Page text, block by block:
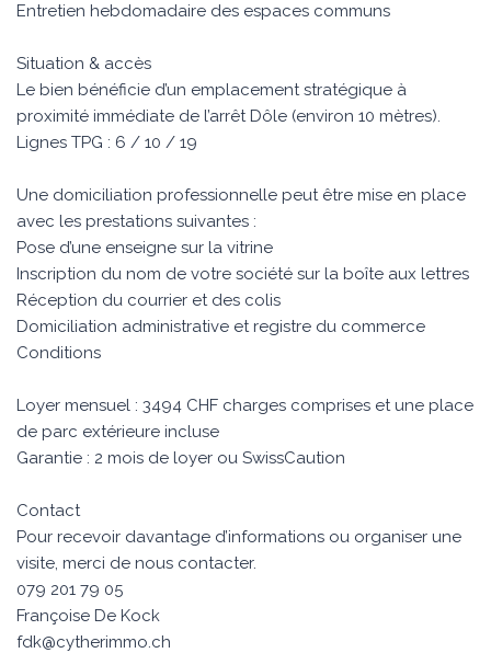
Entretien hebdomadaire des espaces communs
Situation & accès
Le bien bénéficie d’un emplacement stratégique à
proximité immédiate de l’arrêt Dôle (environ 10 mètres).
Lignes TPG : 6 / 10 / 19
Une domiciliation professionnelle peut être mise en place
avec les prestations suivantes :
Pose d’une enseigne sur la vitrine
Inscription du nom de votre société sur la boîte aux lettres
Réception du courrier et des colis
Domiciliation administrative et registre du commerce
Conditions
Loyer mensuel : 3494 CHF charges comprises et une place
de parc extérieure incluse
Garantie : 2 mois de loyer ou SwissCaution
Contact
Pour recevoir davantage d’informations ou organiser une
visite, merci de nous contacter.
079 201 79 05
Françoise De Kock
fdk@cytherimmo.ch